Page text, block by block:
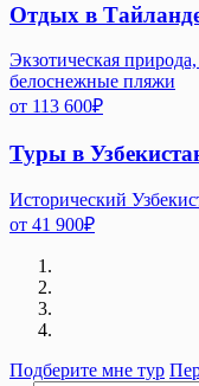
Отдых в
Экзотическая
белоснежные пляжи
от 113 600₽
Туры в
Исторический
от 41 900₽
Подберите мне тур